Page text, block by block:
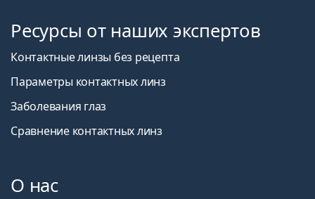
Ресурсы от наших экспертов
Контактные линзы без рецепта
Параметры контактных линз
Заболевания глаз
Сравнение контактных линз
О нас